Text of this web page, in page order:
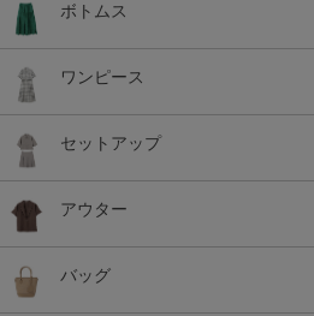
ボトムス
ワンピース
セットアップ
アウター
バッグ